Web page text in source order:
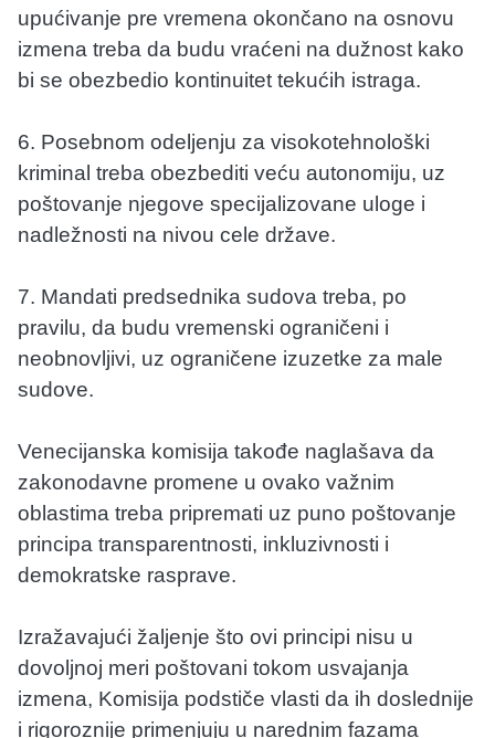
upućivanje pre vremena okončano na osnovu
izmena treba da budu vraćeni na dužnost kako
bi se obezbedio kontinuitet tekućih istraga.
6. Posebnom odeljenju za visokotehnološki
kriminal treba obezbediti veću autonomiju, uz
poštovanje njegove specijalizovane uloge i
nadležnosti na nivou cele države.
7. Mandati predsednika sudova treba, po
pravilu, da budu vremenski ograničeni i
neobnovljivi, uz ograničene izuzetke za male
sudove.
Venecijanska komisija takođe naglašava da
zakonodavne promene u ovako važnim
oblastima treba pripremati uz puno poštovanje
principa transparentnosti, inkluzivnosti i
demokratske rasprave.
Izražavajući žaljenje što ovi principi nisu u
dovoljnoj meri poštovani tokom usvajanja
izmena, Komisija podstiče vlasti da ih doslednije
i rigoroznije primenjuju u narednim fazama